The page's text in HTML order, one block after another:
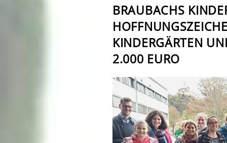
BRAUBACHS
KINDERGÄRTEN
2.000 EURO